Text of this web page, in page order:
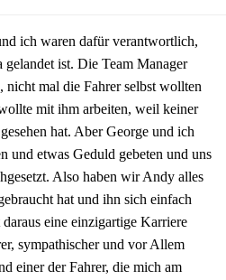
ich waren dafür verantwortlich,
ist. Die Team Manager
mal die Fahrer selbst wollten
mit ihm arbeiten, weil keiner
hat. Aber George und ich
und etwas Geduld gebeten und uns
Also haben wir Andy alles
hat und ihn sich einfach
eine einzigartige Karriere
sympathischer und vor Allem
einer der Fahrer, die mich am